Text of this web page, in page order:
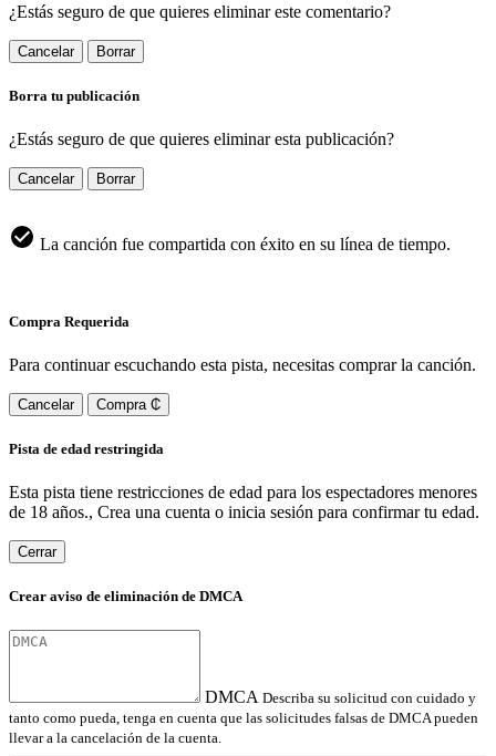
¿Estás seguro de que quieres eliminar este comentario?
Cancelar Borrar
Borra tu publicación
¿Estás seguro de que quieres eliminar esta publicación?
Cancelar Borrar
La canción fue compartida con éxito en su línea de tiempo.
Compra Requerida
Para continuar escuchando esta pista, necesitas comprar la canción.
Cancelar Compra ₵
Pista de edad restringida
Esta pista tiene restricciones de edad para los espectadores menores
de 18 años., Crea una cuenta o inicia sesión para confirmar tu edad.
Cerrar
Crear aviso de eliminación de DMCA
DMCA Describa su solicitud con cuidado y
tanto como pueda, tenga en cuenta que las solicitudes falsas de DMCA pueden
llevar a la cancelación de la cuenta.